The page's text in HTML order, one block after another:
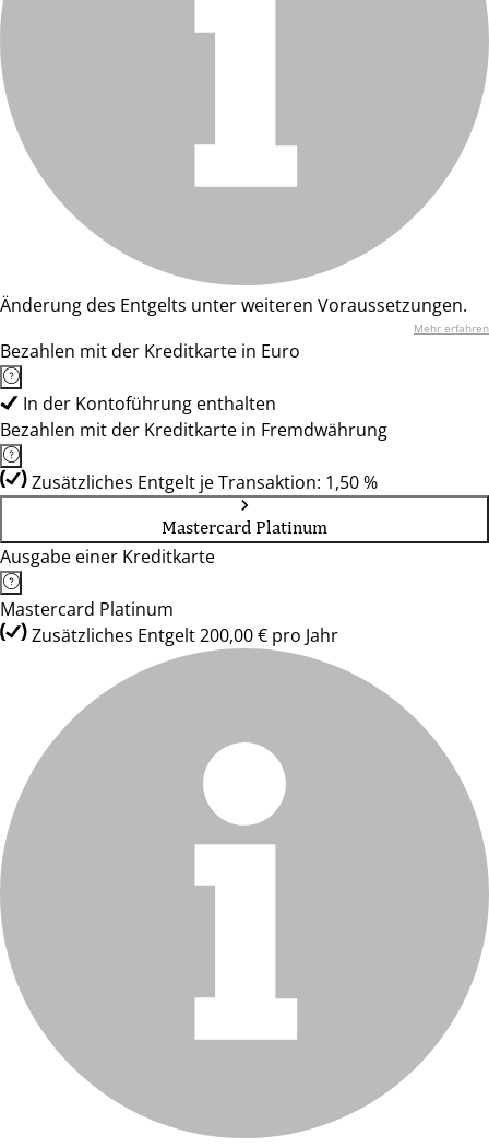
Änderung des Entgelts unter weiteren Voraussetzungen.
Mehr erfahren
Bezahlen mit der Kreditkarte in Euro
In der Kontoführung enthalten
Bezahlen mit der Kreditkarte in Fremdwährung
Zusätzliches Entgelt je Transaktion: 1,50 %
Mastercard Platinum
Ausgabe einer Kreditkarte
Mastercard Platinum
Zusätzliches Entgelt 200,00 € pro Jahr